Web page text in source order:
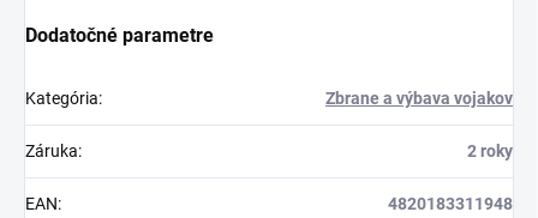
Dodatočné parametre
Kategória: Zbrane a výbava vojakov
Záruka: 2 roky
EAN: 4820183311948